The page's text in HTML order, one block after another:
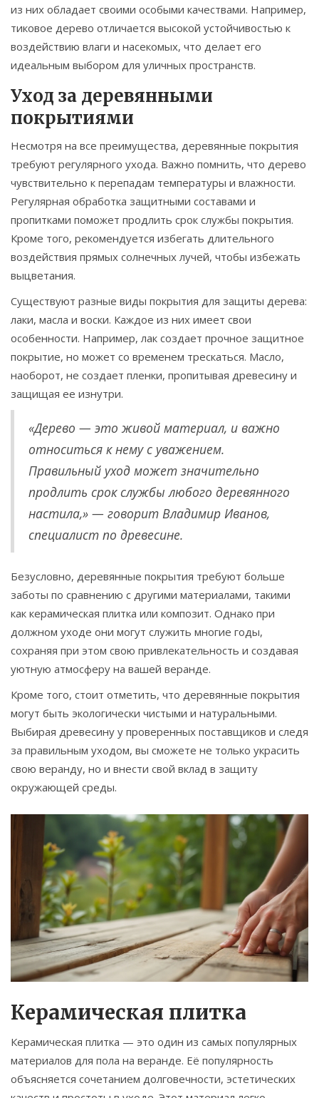
из них обладает своими особыми качествами. Например,
тиковое дерево отличается высокой устойчивостью к
воздействию влаги и насекомых, что делает его
идеальным выбором для уличных пространств.
Уход за деревянными
покрытиями
Несмотря на все преимущества, деревянные покрытия
требуют регулярного ухода. Важно помнить, что дерево
чувствительно к перепадам температуры и влажности.
Регулярная обработка защитными составами и
пропитками поможет продлить срок службы покрытия.
Кроме того, рекомендуется избегать длительного
воздействия прямых солнечных лучей, чтобы избежать
выцветания.
Существуют разные виды покрытия для защиты дерева:
лаки, масла и воски. Каждое из них имеет свои
особенности. Например, лак создает прочное защитное
покрытие, но может со временем трескаться. Масло,
наоборот, не создает пленки, пропитывая древесину и
защищая ее изнутри.
«Дерево — это живой материал, и важно
относиться к нему с уважением.
Правильный уход может значительно
продлить срок службы любого деревянного
настила,» — говорит Владимир Иванов,
специалист по древесине.
Безусловно, деревянные покрытия требуют больше
заботы по сравнению с другими материалами, такими
как керамическая плитка или композит. Однако при
должном уходе они могут служить многие годы,
сохраняя при этом свою привлекательность и создавая
уютную атмосферу на вашей веранде.
Кроме того, стоит отметить, что деревянные покрытия
могут быть экологически чистыми и натуральными.
Выбирая древесину у проверенных поставщиков и следя
за правильным уходом, вы сможете не только украсить
свою веранду, но и внести свой вклад в защиту
окружающей среды.
Керамическая плитка
Керамическая плитка — это один из самых популярных
материалов для пола на веранде. Её популярность
объясняется сочетанием долговечности, эстетических